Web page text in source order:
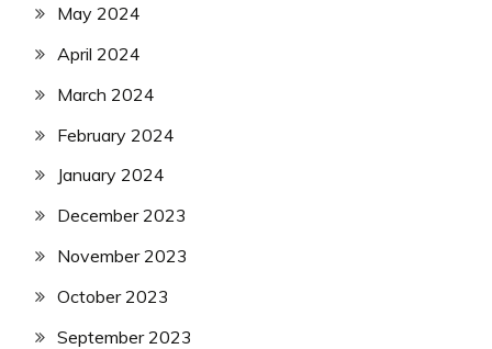
May 2024
April 2024
March 2024
February 2024
January 2024
December 2023
November 2023
October 2023
September 2023